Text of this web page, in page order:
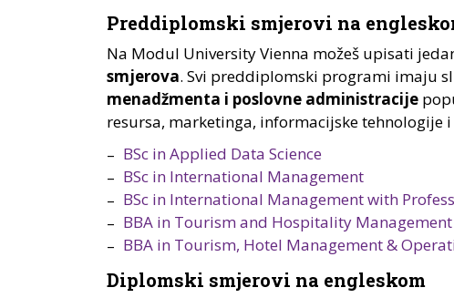
Preddiplomski smjerovi na
Na Modul University Vienna možeš upisati
smjerova. Svi preddiplomski programi imaju
menadžmenta i poslovne administracije
resursa, marketinga, informacijske tehnologije
BSc in Applied Data Science
BSc in International Management
BSc in International Management with
BBA in Tourism and Hospitality Management
BBA in Tourism, Hotel Management &
Diplomski smjerovi na engleskom